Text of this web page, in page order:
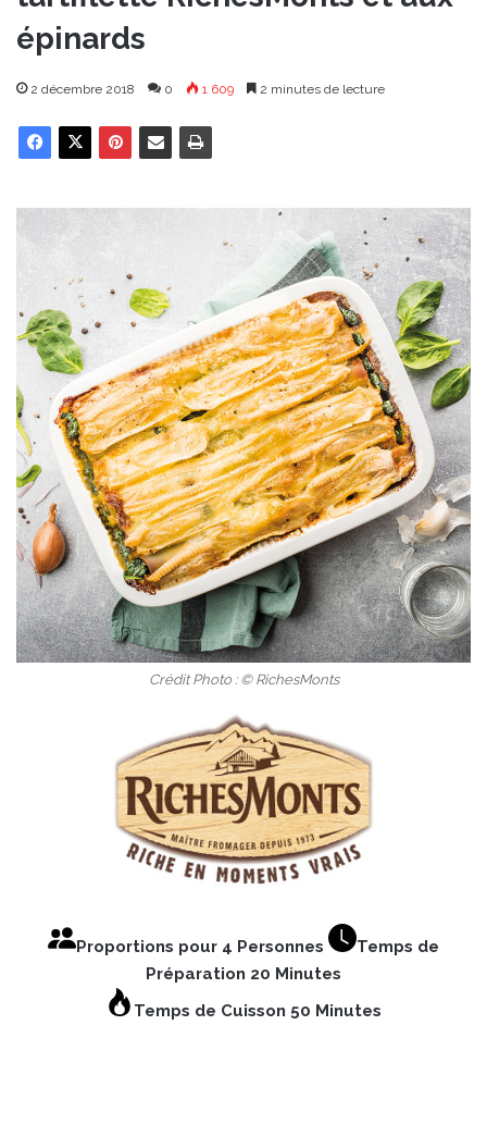
épinards
2 décembre 2018 0 1 609 2 minutes de lecture
Crédit Photo : © RichesMonts
Proportions pour 4 Personnes
Temps de
Préparation 20 Minutes
Temps de Cuisson 50 Minutes